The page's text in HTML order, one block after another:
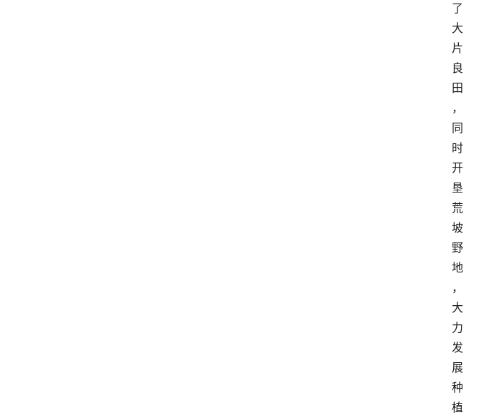
了
大
片
良
田
，
同
时
开
垦
荒
坡
野
地
，
大
力
发
展
种
植